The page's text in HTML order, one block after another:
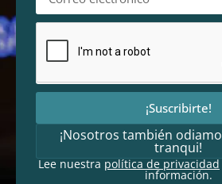
¡Suscribirte!
¡Nosotros también
tranqui!
Lee nuestra política de privacidad
información.